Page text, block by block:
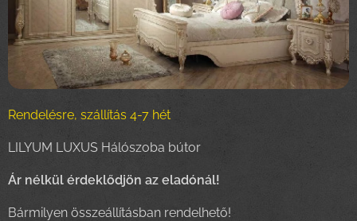
Rendelésre, szállítás 4-7 hét
LILYUM LUXUS Hálószoba bútor
Ár nélkül érdeklődjön az eladónál!
Bármilyen összeállításban rendelhető!